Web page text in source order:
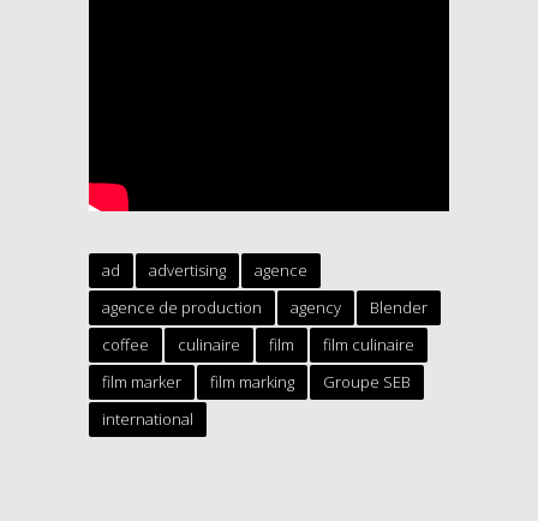
ad advertising
agence
agence de production
agency
Blender
coffee
culinaire film
film culinaire
film marker
film marking
Groupe SEB
international